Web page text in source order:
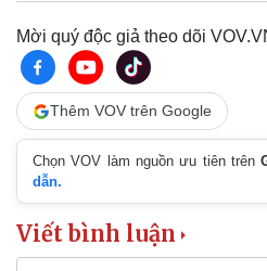
Mời quý độc giả theo dõi
Thêm VOV trên Google
Chọn VOV làm nguồn ưu tiên trên
dẫn.
Viết bình luận